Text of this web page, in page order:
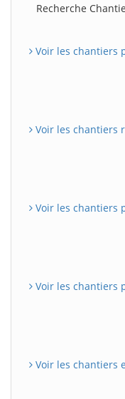
Recherche
Voir les chantiers
Voir les chantiers
Voir les chantiers
Voir les chantiers
Voir les chantiers